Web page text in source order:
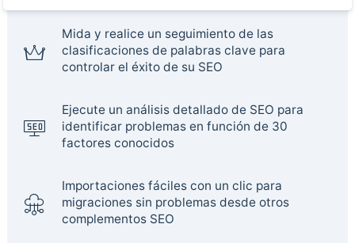
Mida y realice un seguimiento de las
clasificaciones de palabras clave para
controlar el éxito de su SEO
Ejecute un análisis detallado de SEO para
identificar problemas en función de 30
factores conocidos
Importaciones fáciles con un clic para
migraciones sin problemas desde otros
complementos SEO